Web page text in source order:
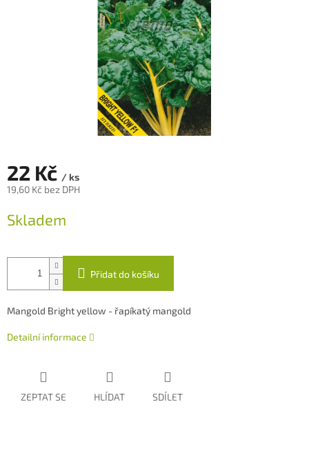
22 Kč / ks
19,60 Kč bez DPH
cena:
Skladem
Přidat do košíku
Mangold Bright yellow - řapíkatý mangold
Detailní informace
ZEPTAT SE HLÍDAT SDÍLET